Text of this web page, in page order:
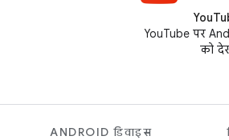
YouTube पर
को
ANDROID डिवाइस